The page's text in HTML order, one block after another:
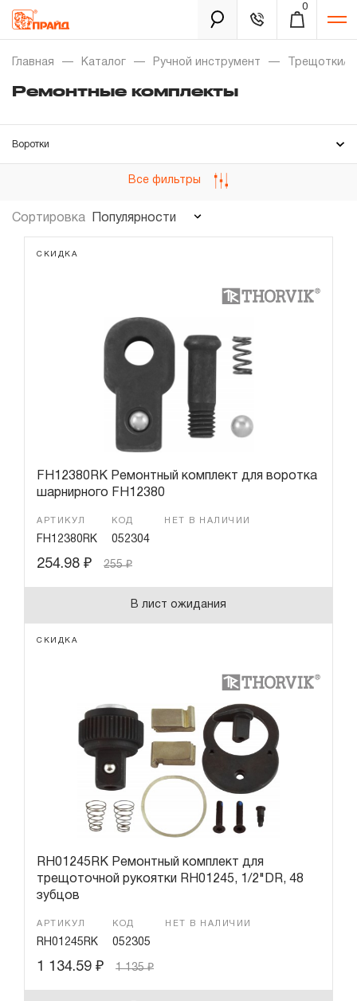
0
Каталог
Новинки
Уцененный товар
Гарантия и сервис
Доставка и оплата
Контакты
Забыли пароль?
Главная Каталог Ручной инструмент Трещотки/
Ремонтные комплекты
Воротки
Все фильтры
Сортировка Популярности
СКИДКА
FH12380RK Ремонтный комплект для воротка
шарнирного FH12380
АРТИКУЛ
FH12380RK
КОД
052304
НЕТ В НАЛИЧИИ
254.98 ₽ 255₽
В лист ожидания
СКИДКА
RH01245RK Ремонтный комплект для
трещоточной рукоятки RH01245, 1/2"DR, 48
зубцов
АРТИКУЛ
RH01245RK
КОД
052305
НЕТ В НАЛИЧИИ
1 134.59 ₽ 1 135₽